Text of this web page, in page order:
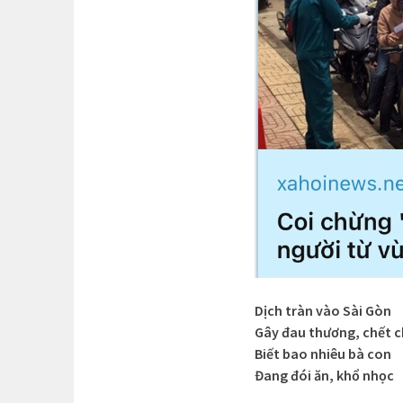
Dịch tràn vào Sài Gòn
Gây đau thương, chết
Biết bao nhiêu bà con
Đang đói ăn, khổ nhọc